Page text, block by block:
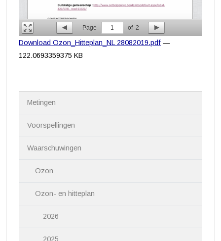
Page 1 of 2
Download Ozon_Hitteplan_NL 28082019.pdf —
122.0693359375 KB
Metingen
Voorspellingen
Waarschuwingen
Ozon
Ozon- en hitteplan
2026
2025